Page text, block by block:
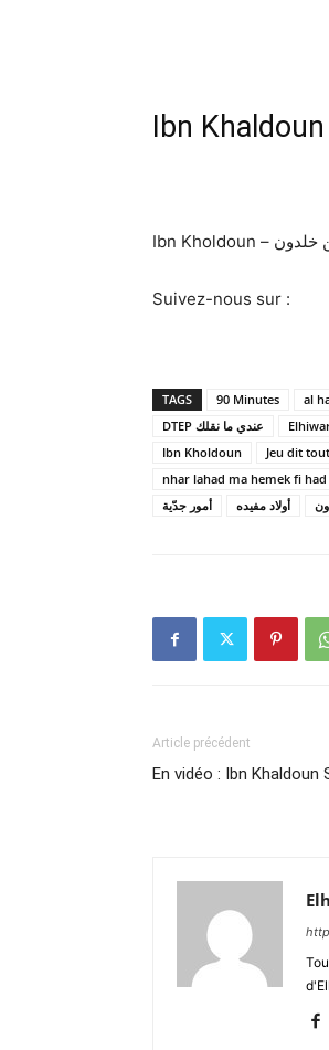
Ibn
Suivez-nous sur :
TAGS 90 Minutes al
DTEP عندي ما نقلك
Ibn Kholdoun
Jeu dit tout
nhar lahad ma hemek fi had
أمور جدّية
أولاد مفيده
Article précédent
En vidéo : Ibn Khaldoun